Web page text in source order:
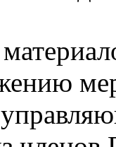
мер